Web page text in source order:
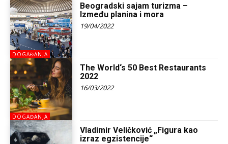
DOGAĐANJA
Beogradski sajam turizma –
Između planina i mora
19/04/2022
DOGAĐANJA
The World‘s 50 Best Restaurants
2022
16/03/2022
Vladimir Veličković „Figura kao
izraz egzistencije“